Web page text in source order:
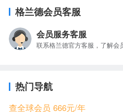
第十大类产品是
色布，2021年01月出口额为
格兰德会员客服
会员服务客服
联系格兰德官方客服，了解会
热门导航
查全球会员 666元/年